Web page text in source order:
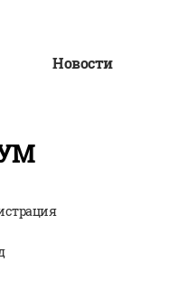
Новости